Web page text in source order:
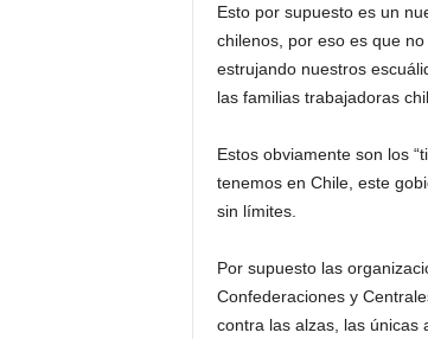
Esto por supuesto es un
chilenos, por eso es que
estrujando nuestros
las familias trabajadoras
Estos obviamente son los
tenemos en Chile, este
sin límites.
Por supuesto las
Confederaciones y
contra las alzas, las únicas